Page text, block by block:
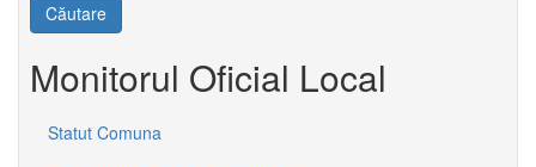
Căutare
Monitorul Oficial Local
Statut Comuna